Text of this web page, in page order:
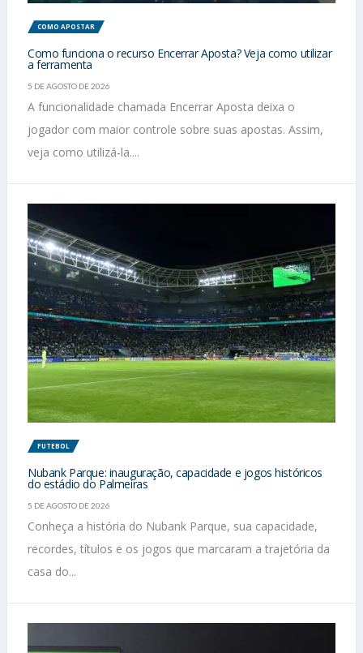
COMO APOSTAR
Como funciona o recurso Encerrar Aposta? Veja como utilizar
a ferramenta
5 DE AGOSTO DE 2026
A funcionalidade chamada Encerrar Aposta deixa o
jogador com maior controle sobre suas apostas. Assim,
veja como utilizá-la....
FUTEBOL
Nubank Parque: inauguração, capacidade e jogos históricos
do estádio do Palmeiras
5 DE AGOSTO DE 2026
Conheça a história do Nubank Parque, sua capacidade,
recordes, títulos e os jogos que marcaram a trajetória da
casa do...